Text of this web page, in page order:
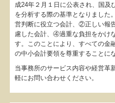
成24年２月１日に公表され、国及
を分析する際の基準となりまし
営判断に役立つ会計、②正しい報
慮した会計、④過重な負担をかけ
す。このことにより、すべての金
の中小会計要領を尊重することに
当事務所のサービス内容や経営革
軽にお問い合わせください。